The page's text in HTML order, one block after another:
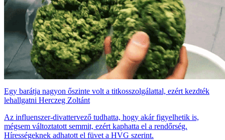
Egy barátja nagyon őszinte volt a titkosszolgálattal, ezért kezdték
lehallgatni Herczeg Zoltánt
Az influenszer-divattervező tudhatta, hogy akár figyelhetik is,
mégsem változtatott semmit, ezért kaphatta el a rendőrség.
Hírességeknek adhatott el füvet a HVG szerint.